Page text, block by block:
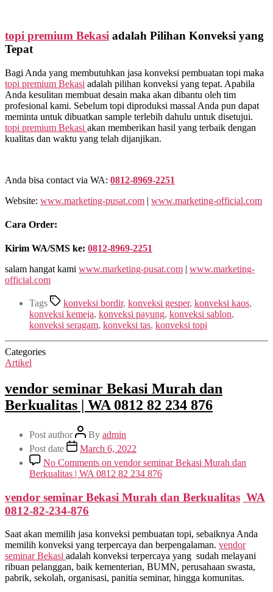
topi premium Bekasi adalah Pilihan Konveksi yang
Tepat
Bagi Anda yang membutuhkan jasa konveksi pembuatan topi maka
topi premium Bekasi adalah pilihan konveksi yang tepat. Apabila
Anda kesulitan membuat desain maka akan dibantu oleh tim
profesional kami. Sebelum topi diproduksi massal Anda pun dapat
meminta untuk dibuatkan sample terlebih dahulu untuk disetujui.
topi premium Bekasi akan memberikan hasil yang terbaik dengan
kualitas dan waktu yang telah dijanjikan.
Anda bisa contact via WA: 0812-8969-2251
Website: www.marketing-pusat.com | www.marketing-official.com
Cara Order:
Kirim WA/SMS ke: 0812-8969-2251
salam hangat kami www.marketing-pusat.com | www.marketing-
official.com
Tags konveksi bordir, konveksi gesper, konveksi kaos,
konveksi kemeja, konveksi payung, konveksi sablon,
konveksi seragam, konveksi tas, konveksi topi
Categories
Artikel
vendor seminar Bekasi Murah dan
Berkualitas | WA 0812 82 234 876
Post author By admin
Post date
March 6, 2022
No Comments on vendor seminar Bekasi Murah dan
Berkualitas | WA 0812 82 234 876
vendor seminar Bekasi Murah dan Berkualitas WA
0812-82-234-876
Saat akan memilih jasa konveksi pembuatan topi, sebaiknya Anda
memilih konveksi yang terpercaya dan berpengalaman. vendor
seminar Bekasi adalah konveksi terpercaya yang sudah melayani
ribuan pelanggan, baik kementerian, BUMN, perusahaan swasta,
pabrik, sekolah, organisasi, panitia seminar, hingga komunitas.